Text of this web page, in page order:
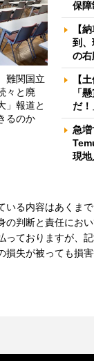
難関国立
々と廃
」報道と
るのか
保障
【
到
の右
【
「
だ
急
現地
いる内容はあくま
の判断と責任にお
っておりますが、
損失が被っても損